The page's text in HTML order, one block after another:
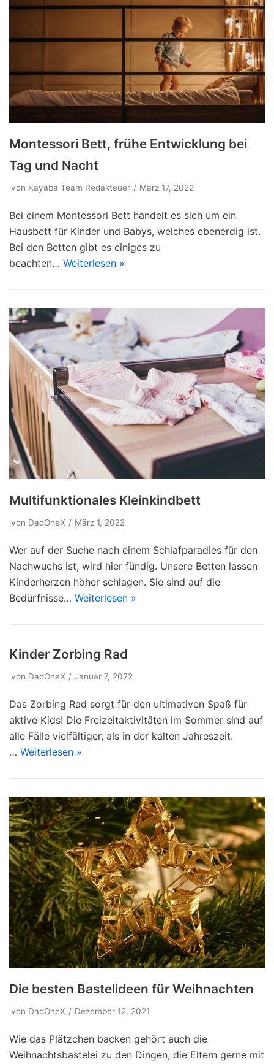
Montessori Bett, frühe Entwicklung bei
Tag und Nacht
von Kayaba Team Redakteuer März 17, 2022
Bei einem Montessori Bett handelt es sich um ein
Hausbett für Kinder und Babys, welches ebenerdig ist.
Bei den Betten gibt es einiges zu
beachten… Weiterlesen »
Multifunktionales Kleinkindbett
von DadOneX März 1, 2022
Wer auf der Suche nach einem Schlafparadies für den
Nachwuchs ist, wird hier fündig. Unsere Betten lassen
Kinderherzen höher schlagen. Sie sind auf die
Bedürfnisse… Weiterlesen »
Kinder Zorbing Rad
von DadOneX Januar 7, 2022
Das Zorbing Rad sorgt für den ultimativen Spaß für
aktive Kids! Die Freizeitaktivitäten im Sommer sind auf
alle Fälle vielfältiger, als in der kalten Jahreszeit.
… Weiterlesen »
Die besten Bastelideen für Weihnachten
von DadOneX Dezember 12, 2021
Wie das Plätzchen backen gehört auch die
Weihnachtsbastelei zu den Dingen, die Eltern gerne mit